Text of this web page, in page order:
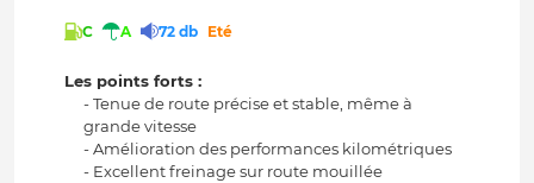
C A 72 db Eté
Les points forts :
- Tenue de route précise et stable, même à
grande vitesse
- Amélioration des performances kilométriques
- Excellent freinage sur route mouillée